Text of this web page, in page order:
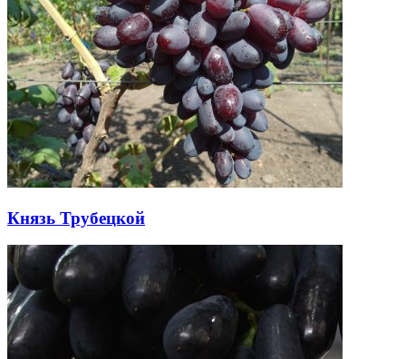
Князь Трубецкой